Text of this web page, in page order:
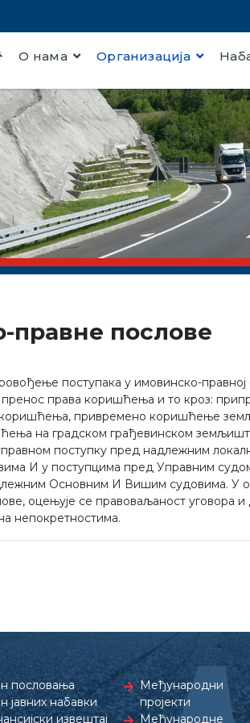
О нама Организација
послове
поступака у имовинско-правној
права коришћења и то кроз:
коришћења, привремено коришћење
на градском грађевинском
поступку пред надлежним
И у поступцима пред Управним
Основним И Вишим судовима. У
оцењује се правоваљаност уговора и
непокретностима.
пословања
јавних набавки
извештај
Међународни
пројекти
Међународне